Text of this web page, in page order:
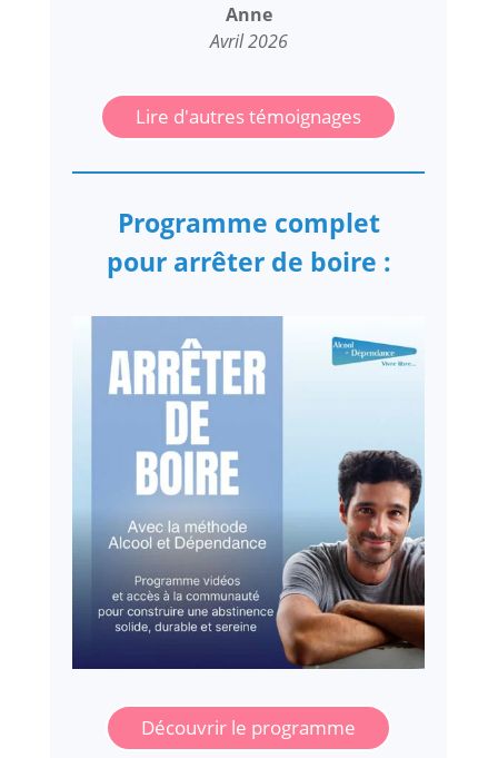
Anne
Avril 2026
Lire d'autres témoignages
Programme complet
pour arrêter de boire :
Découvrir le programme